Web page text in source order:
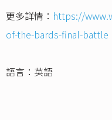
更多詳情： https://
of-the-bards-final-battle
語言：英語